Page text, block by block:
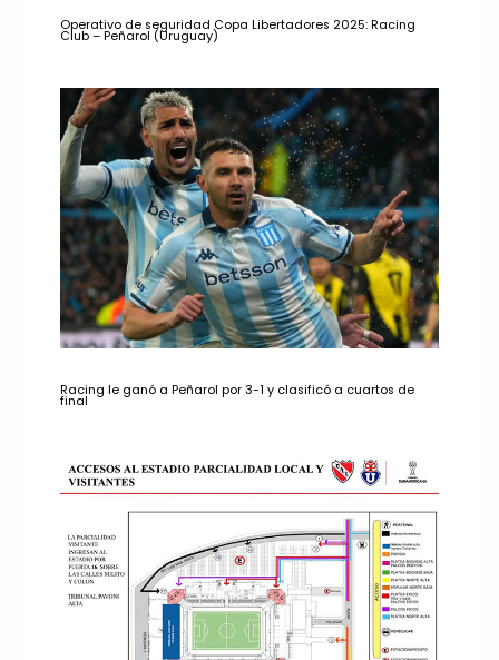
Operativo de seguridad Copa Libertadores 2025: Racing
Club – Peñarol (Uruguay)
Racing le ganó a Peñarol por 3-1 y clasificó a cuartos de
final